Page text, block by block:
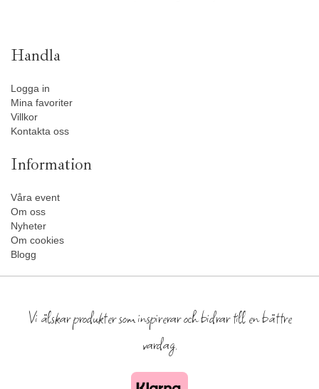
Handla
Logga in
Mina favoriter
Villkor
Kontakta oss
Information
Våra event
Om oss
Nyheter
Om cookies
Blogg
Vi älskar produkter som inspirerar och bidrar till en bättre
vardag.